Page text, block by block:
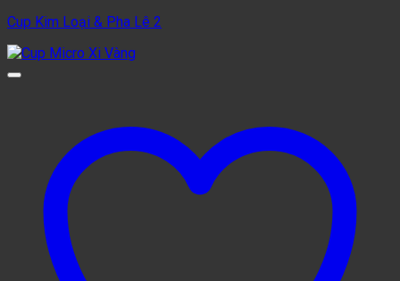
Cup Kim Loại & Pha Lê 2